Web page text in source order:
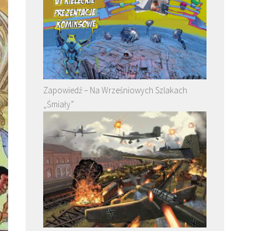
Zapowiedź – Na Wrześniowych Szlakach
„Śmiały”